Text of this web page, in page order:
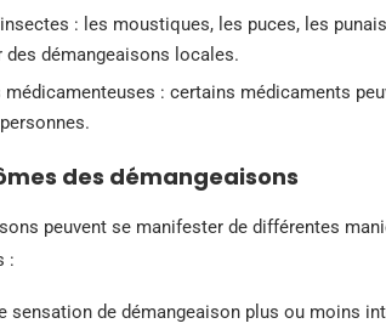
: les moustiques, les puces, les
des démangeaisons locales.
médicamenteuses : certains médicaments
des démangeaisons
peuvent se manifester de différentes
:
sensation de démangeaison plus ou moins